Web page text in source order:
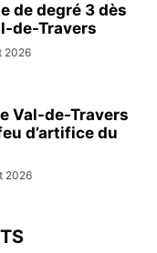
de degré 3 dès
de-Travers
2026
Val-de-Travers
d’artifice du
2026